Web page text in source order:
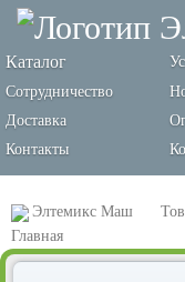
Каталог
Сотрудничество
Доставка
Контакты
Элтемикс Маш
Оборудование для